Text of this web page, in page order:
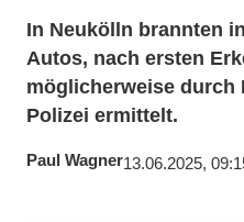
In Neukölln brannten
Autos, nach ersten
möglicherweise durch
Polizei ermittelt.
Paul Wagner13.06.2025,